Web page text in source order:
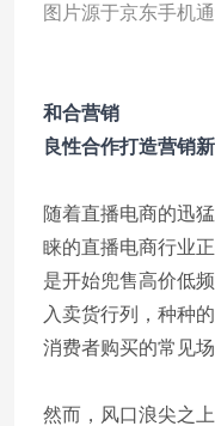
图片源于京东手机
和合营销
良性合作打造营销
随着直播电商的迅
睐的直播电商行业
是开始兜售高价低
入卖货行列，种种
消费者购买的常见场
然而，风口浪尖之